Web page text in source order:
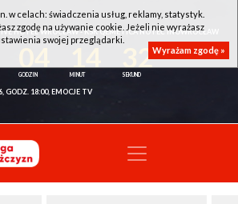
HOTEL WROCŁAW - KSK QEMETICA NOTEĆ INOWROCŁAW
32
GODZ. 18:00, EMOCJE TV
w celach: świadczenia usług, reklamy, statystyk.
zgodę na używanie cookie. Jeżeli nie wyrażasz
swojej przeglądarki.
Wyrażam zgodę »